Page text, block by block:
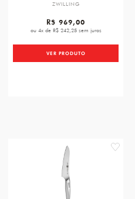
ZWILLING
R$ 969,00
ou 4x de R$ 242,25 sem juros
VER PRODUTO
favorite